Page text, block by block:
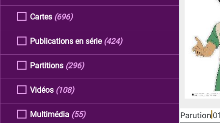
Cartes (696)
Publications en série (424)
Partitions (296)
Vidéos (108)
Multimédia (55) Parution